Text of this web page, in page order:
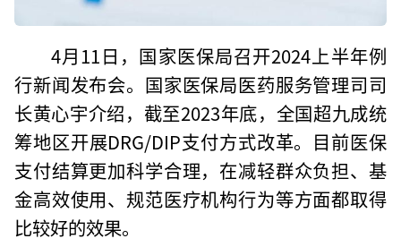
4月11日，国家医保局召开2024上半年例
行新闻发布会。国家医保局医药服务管理司司
长黄心宇介绍，截至2023年底，全国超九成统
筹地区开展DRG/DIP支付方式改革。目前医保
支付结算更加科学合理，在减轻群众负担、基
金高效使用、规范医疗机构行为等方面都取得
比较好的效果。